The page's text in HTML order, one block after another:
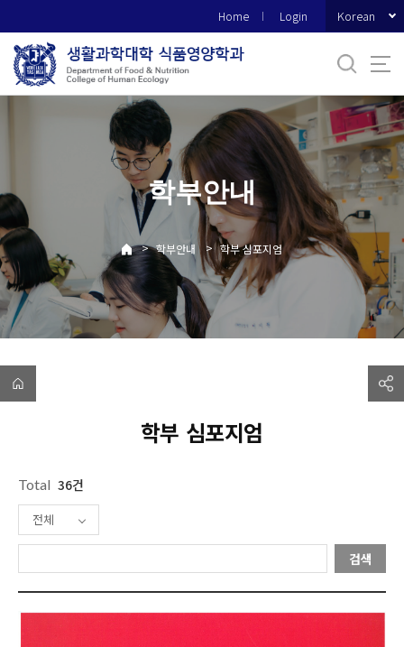
로
메
Home Login Korean
학부안내
> 학부안내 > 학부 심포지엄
학부 심포지엄
Total 36건
전체
검색